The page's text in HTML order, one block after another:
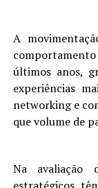
A
últimos anos,
experiências
networking e
que volume de
Na avaliação